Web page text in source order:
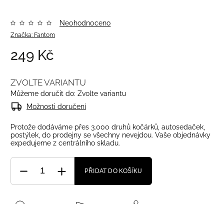
Značka: Fantom
Neohodnoceno
249 Kč
ZVOLTE VARIANTU
Můžeme doručit do: Zvolte variantu
Možnosti doručení
Protože dodáváme přes 3.000 druhů kočárků, autosedaček,
postýlek, do prodejny se všechny nevejdou. Vaše objednávky
expedujeme z centrálního skladu.
PŘIDAT DO KOŠÍKU